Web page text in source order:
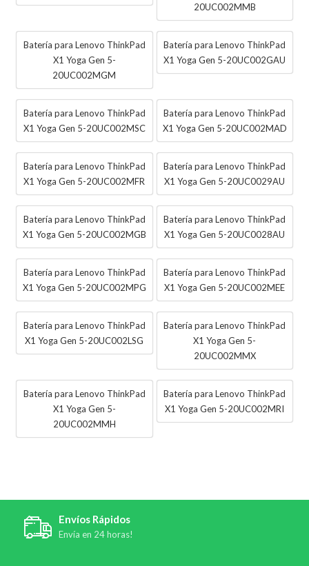
20UC002MMB
Batería para Lenovo ThinkPad
X1 Yoga Gen 5-
20UC002MGM
Batería para Lenovo ThinkPad
X1 Yoga Gen 5-20UC002GAU
Batería para Lenovo ThinkPad
X1 Yoga Gen 5-20UC002MSC
Batería para Lenovo ThinkPad
X1 Yoga Gen 5-20UC002MAD
Batería para Lenovo ThinkPad
X1 Yoga Gen 5-20UC002MFR
Batería para Lenovo ThinkPad
X1 Yoga Gen 5-20UC0029AU
Batería para Lenovo ThinkPad
X1 Yoga Gen 5-20UC002MGB
Batería para Lenovo ThinkPad
X1 Yoga Gen 5-20UC0028AU
Batería para Lenovo ThinkPad
X1 Yoga Gen 5-20UC002MPG
Batería para Lenovo ThinkPad
X1 Yoga Gen 5-20UC002MEE
Batería para Lenovo ThinkPad
X1 Yoga Gen 5-20UC002LSG
Batería para Lenovo ThinkPad
X1 Yoga Gen 5-
20UC002MMX
Batería para Lenovo ThinkPad
X1 Yoga Gen 5-
20UC002MMH
Batería para Lenovo ThinkPad
X1 Yoga Gen 5-20UC002MRI
Envíos Rápidos
Envía en 24 horas!